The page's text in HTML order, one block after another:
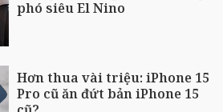
phó siêu El Nino
Hơn thua vài triệu: iPhone 15
Pro cũ ăn đứt bản iPhone 15